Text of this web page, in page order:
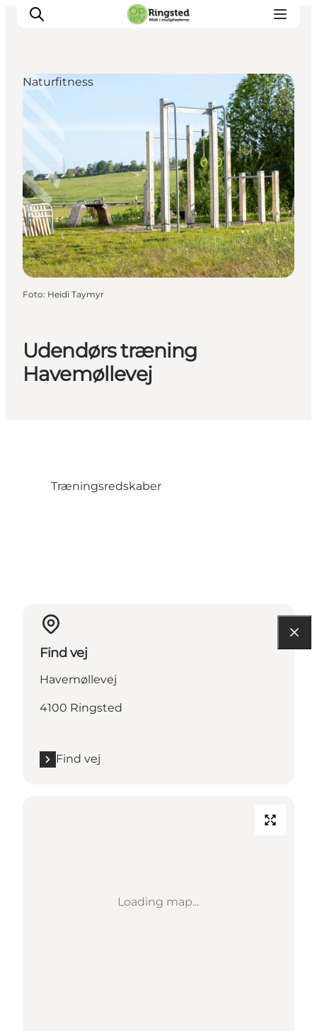
Mest for børn
Ringsted Børnefestival
Ringsted Ældrefestival
Naturpark Ringsted
Udendørs træning
Havemøllevej
Naturfitness
Foto: Heidi Taymyr
Træningsredskaber
Find vej
Havemøllevej
4100 Ringsted
Find vej
Loading map...